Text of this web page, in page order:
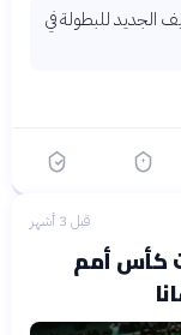
الجديد للبطولة في
قبل 3 أشهر
كأس أمم